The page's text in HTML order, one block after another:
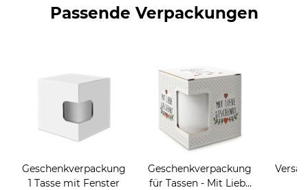
Passende Verpackungen
Geschenkverpackung
1 Tasse mit Fenster
Geschenkverpackung
für Tassen - Mit Liebe